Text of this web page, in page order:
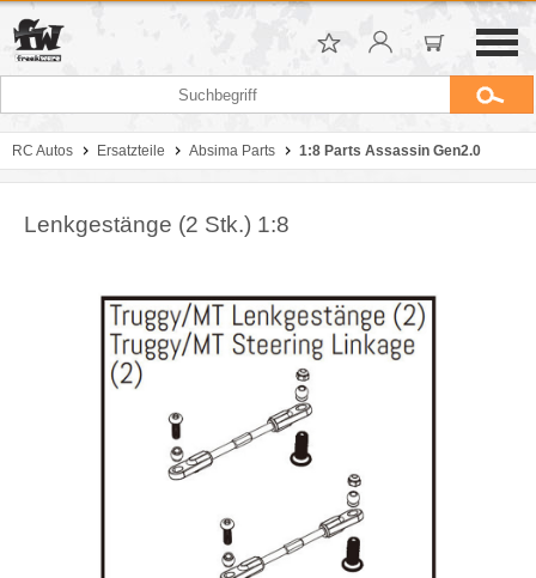
RC Autos Ersatzteile Absima Parts 1:8 Parts Assassin Gen2.0
Lenkgestänge (2 Stk.) 1:8